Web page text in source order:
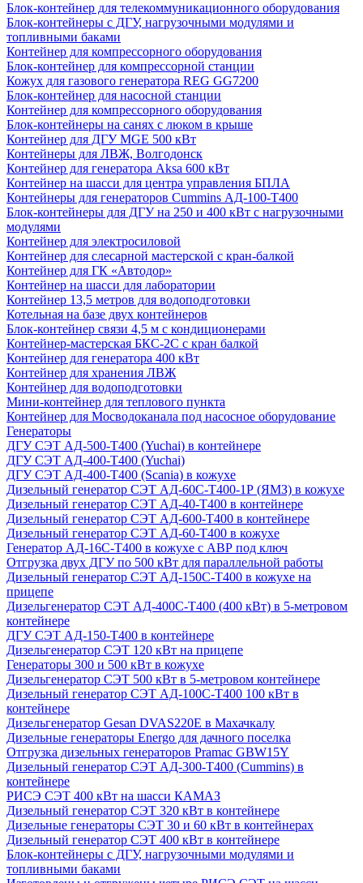
Блок-контейнер для телекоммуникационного оборудования
Блок-контейнеры с ДГУ, нагрузочными модулями и
топливными баками
Контейнер для компрессорного оборудования
Блок-контейнер для компрессорной станции
Кожух для газового генератора REG GG7200
Блок-контейнер для насосной станции
Контейнер для компрессорного оборудования
Блок-контейнеры на санях с люком в крыше
Контейнер для ДГУ MGE 500 кВт
Контейнеры для ЛВЖ, Волгодонск
Контейнер для генератора Aksa 600 кВт
Контейнер на шасси для центра управления БПЛА
Контейнеры для генераторов Cummins АД-100-Т400
Блок-контейнеры для ДГУ на 250 и 400 кВт с нагрузочными
модулями
Контейнер для электросиловой
Контейнер для слесарной мастерской с кран-балкой
Контейнер для ГК «Автодор»
Контейнер на шасси для лаборатории
Контейнер 13,5 метров для водоподготовки
Котельная на базе двух контейнеров
Блок-контейнер связи 4,5 м с кондиционерами
Контейнер-мастерская БКС-2С с кран балкой
Контейнер для генератора 400 кВт
Контейнер для хранения ЛВЖ
Контейнер для водоподготовки
Мини-контейнер для теплового пункта
Контейнер для Мосводоканала под насосное оборудование
Генераторы
ДГУ СЭТ АД-500-Т400 (Yuchai) в контейнере
ДГУ СЭТ АД-400-Т400 (Yuchai)
ДГУ СЭТ АД-400-Т400 (Scania) в кожухе
Дизельный генератор СЭТ АД-60С-Т400-1Р (ЯМЗ) в кожухе
Дизельный генератор СЭТ АД-40-Т400 в контейнере
Дизельный генератор СЭТ АД-600-Т400 в контейнере
Дизельный генератор СЭТ АД-60-Т400 в кожухе
Генератор АД-16С-Т400 в кожухе с АВР под ключ
Отгрузка двух ДГУ по 500 кВт для параллельной работы
Дизельный генератор СЭТ АД-150С-Т400 в кожухе на
прицепе
Дизельгенератор СЭТ АД-400С-Т400 (400 кВт) в 5-метровом
контейнере
ДГУ СЭТ АД-150-Т400 в контейнере
Дизельгенератор СЭТ 120 кВт на прицепе
Генераторы 300 и 500 кВт в кожухе
Дизельгенератор СЭТ 500 кВт в 5-метровом контейнере
Дизельный генератор СЭТ АД-100С-Т400 100 кВт в
контейнере
Дизельгенератор Gesan DVAS220E в Махачкалу
Дизельные генераторы Energo для дачного поселка
Отгрузка дизельных генераторов Pramac GВW15Y
Дизельный генератор СЭТ АД-300-Т400 (Cummins) в
контейнере
РИСЭ СЭТ 400 кВт на шасси КАМАЗ
Дизельный генератор СЭТ 320 кВт в контейнере
Дизельные генераторы СЭТ 30 и 60 кВт в контейнерах
Дизельный генератор СЭТ 400 кВт в контейнере
Блок-контейнеры с ДГУ, нагрузочными модулями и
топливными баками